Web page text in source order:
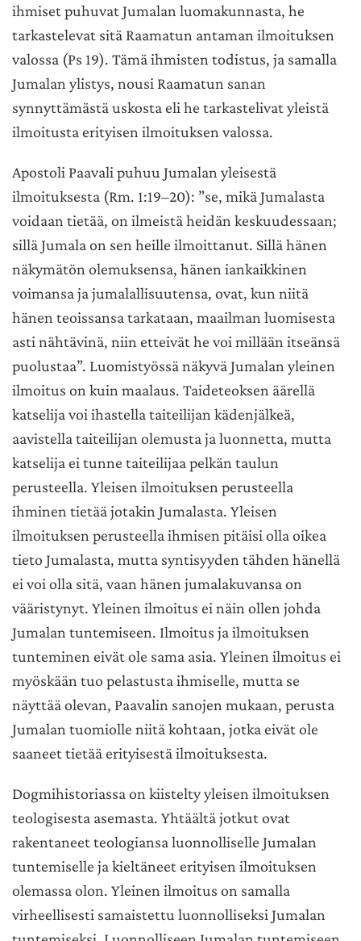
ihmiset puhuvat Jumalan luomakunnasta, he
tarkastelevat sitä Raamatun antaman ilmoituksen
valossa (Ps 19). Tämä ihmisten todistus, ja samalla
Jumalan ylistys, nousi Raamatun sanan
synnyttämästä uskosta eli he tarkastelivat yleistä
ilmoitusta erityisen ilmoituksen valossa.
Apostoli Paavali puhuu Jumalan yleisestä
ilmoituksesta (Rm. 1:19–20): ”se, mikä Jumalasta
voidaan tietää, on ilmeistä heidän keskuudessaan;
sillä Jumala on sen heille ilmoittanut. Sillä hänen
näkymätön olemuksensa, hänen iankaikkinen
voimansa ja jumalallisuutensa, ovat, kun niitä
hänen teoissansa tarkataan, maailman luomisesta
asti nähtävinä, niin etteivät he voi millään itseänsä
puolustaa”. Luomistyössä näkyvä Jumalan yleinen
ilmoitus on kuin maalaus. Taideteoksen äärellä
katselija voi ihastella taiteilijan kädenjälkeä,
aavistella taiteilijan olemusta ja luonnetta, mutta
katselija ei tunne taiteilijaa pelkän taulun
perusteella. Yleisen ilmoituksen perusteella
ihminen tietää jotakin Jumalasta. Yleisen
ilmoituksen perusteella ihmisen pitäisi olla oikea
tieto Jumalasta, mutta syntisyyden tähden hänellä
ei voi olla sitä, vaan hänen jumalakuvansa on
vääristynyt. Yleinen ilmoitus ei näin ollen johda
Jumalan tuntemiseen. Ilmoitus ja ilmoituksen
tunteminen eivät ole sama asia. Yleinen ilmoitus ei
myöskään tuo pelastusta ihmiselle, mutta se
näyttää olevan, Paavalin sanojen mukaan, perusta
Jumalan tuomiolle niitä kohtaan, jotka eivät ole
saaneet tietää erityisestä ilmoituksesta.
Dogmihistoriassa on kiistelty yleisen ilmoituksen
teologisesta asemasta. Yhtäältä jotkut ovat
rakentaneet teologiansa luonnolliselle Jumalan
tuntemiselle ja kieltäneet erityisen ilmoituksen
olemassa olon. Yleinen ilmoitus on samalla
virheellisesti samaistettu luonnolliseksi Jumalan